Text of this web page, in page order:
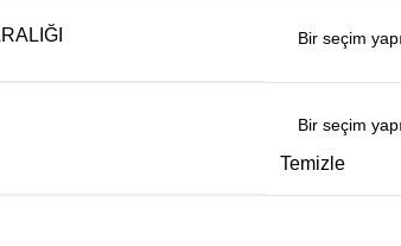
Temizle